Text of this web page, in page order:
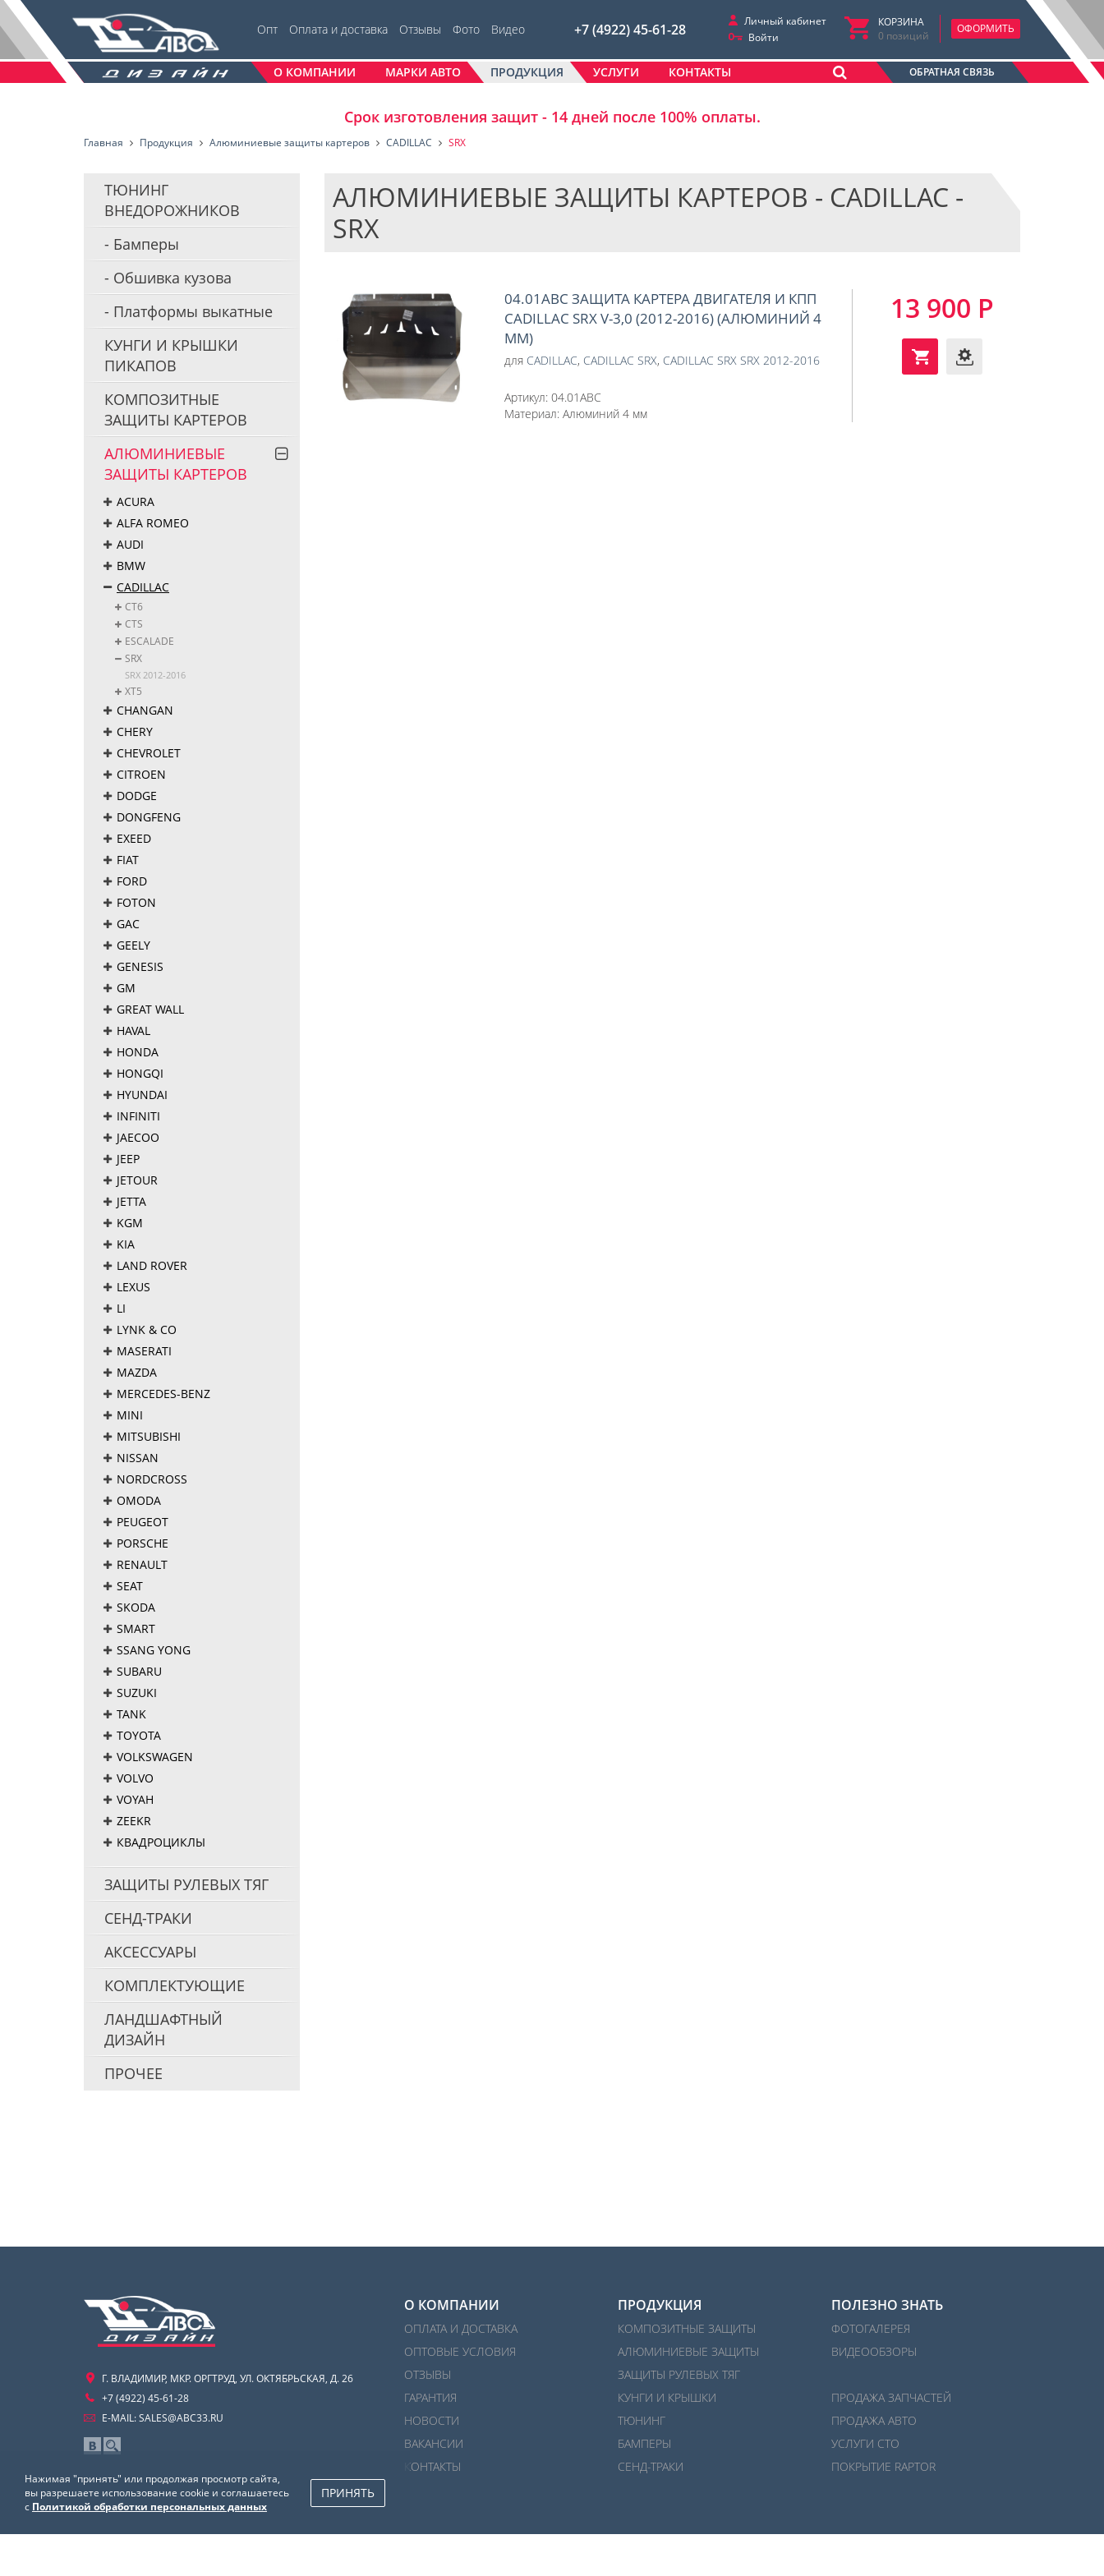
Опт Оплата и доставка Отзывы Фото Видео +7 (4922) 45-61-28
Личный кабинет
Войти
КОРЗИНА
0 позиций
ОФОРМИТЬ
О КОМПАНИИ МАРКИ АВТО ПРОДУКЦИЯ УСЛУГИ КОНТАКТЫ ОБРАТНАЯ СВЯЗЬ
Срок изготовления защит - 14 дней после 100% оплаты.
Главная Продукция Алюминиевые защиты картеров CADILLAC SRX
АЛЮМИНИЕВЫЕ ЗАЩИТЫ КАРТЕРОВ - CADILLAC -
SRX
ТЮНИНГ
ВНЕДОРОЖНИКОВ
Бамперы
Обшивка кузова
Платформы выкатные
КУНГИ И КРЫШКИ
ПИКАПОВ
КОМПОЗИТНЫЕ
ЗАЩИТЫ КАРТЕРОВ
АЛЮМИНИЕВЫЕ
ЗАЩИТЫ КАРТЕРОВ
ACURA
ALFA ROMEO
AUDI
BMW
CADILLAC
CT6
CTS
ESCALADE
SRX
SRX 2012-2016
XT5
CHANGAN
CHERY
CHEVROLET
CITROEN
DODGE
DONGFENG
EXEED
FIAT
FORD
FOTON
GAC
GEELY
GENESIS
GM
GREAT WALL
HAVAL
HONDA
HONGQI
HYUNDAI
INFINITI
JAECOO
JEEP
JETOUR
JETTA
KGM
KIA
LAND ROVER
LEXUS
LI
LYNK & CO
MASERATI
MAZDA
MERCEDES-BENZ
MINI
MITSUBISHI
NISSAN
NORDCROSS
OMODA
PEUGEOT
PORSCHE
RENAULT
SEAT
SKODA
SMART
SSANG YONG
SUBARU
SUZUKI
TANK
TOYOTA
VOLKSWAGEN
VOLVO
VOYAH
ZEEKR
КВАДРОЦИКЛЫ
ЗАЩИТЫ РУЛЕВЫХ ТЯГ
СЕНД-ТРАКИ
АКСЕССУАРЫ
КОМПЛЕКТУЮЩИЕ
ЛАНДШАФТНЫЙ
ДИЗАЙН
ПРОЧЕЕ
04.01ABC ЗАЩИТА КАРТЕРА ДВИГАТЕЛЯ И КПП
CADILLAC SRX V-3,0 (2012-2016) (АЛЮМИНИЙ 4
ММ)
для CADILLAC, CADILLAC SRX, CADILLAC SRX SRX 2012-2016
Артикул: 04.01ABC
Материал: Алюминий 4 мм
13 900 Р
Г. ВЛАДИМИР, МКР. ОРГТРУД, УЛ. ОКТЯБРЬСКАЯ, Д. 26
+7 (4922) 45-61-28
E-MAIL:SALES@ABC33.RU
О КОМПАНИИ
ОПЛАТА И ДОСТАВКА
ОПТОВЫЕ УСЛОВИЯ
ОТЗЫВЫ
ГАРАНТИЯ
НОВОСТИ
ВАКАНСИИ
КОНТАКТЫ
ПРОДУКЦИЯ
КОМПОЗИТНЫЕ ЗАЩИТЫ
АЛЮМИНИЕВЫЕ ЗАЩИТЫ
ЗАЩИТЫ РУЛЕВЫХ ТЯГ
КУНГИ И КРЫШКИ
ТЮНИНГ
БАМПЕРЫ
СЕНД-ТРАКИ
ПОЛЕЗНО ЗНАТЬ
ФОТОГАЛЕРЕЯ
ВИДЕООБЗОРЫ
ПРОДАЖА ЗАПЧАСТЕЙ
ПРОДАЖА АВТО
УСЛУГИ СТО
ПОКРЫТИЕ RAPTOR
Нажимая "принять" или продолжая просмотр сайта,
вы разрешаете использование cookie и соглашаетесь
с Политикой обработки персональных данных
ПРИНЯТЬ